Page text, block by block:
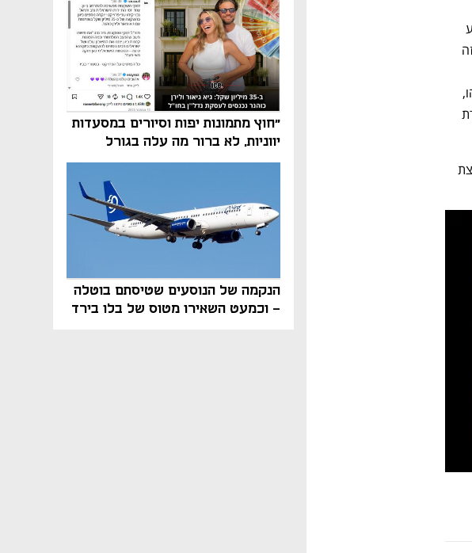
"חוץ מתמונות יפות וסיורים במסעדות
יווניות, לא ברור מה עלה בגורל
פרויקט הנדל"ן"
הנקמה של הנוסעים שטיסתם בוטלה
- וכמעט השאירו מטוס של בלו בירד